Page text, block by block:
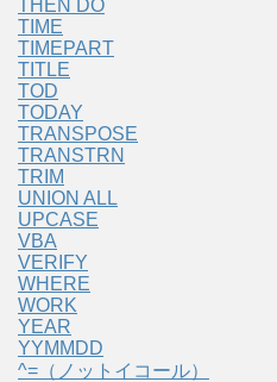
THEN DO
TIME
TIMEPART
TITLE
TOD
TODAY
TRANSPOSE
TRANSTRN
TRIM
UNION ALL
UPCASE
VBA
VERIFY
WHERE
WORK
YEAR
YYMMDD
^=（ノットイコール）